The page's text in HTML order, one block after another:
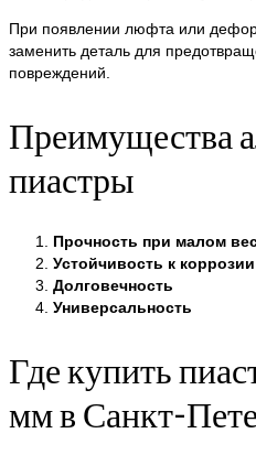
При появлении люфта или
заменить деталь для
повреждений.
Преимущества
пиастры
Прочность при малом
Устойчивость к коррозии
Долговечность
Универсальность
Где купить
мм в Санкт-